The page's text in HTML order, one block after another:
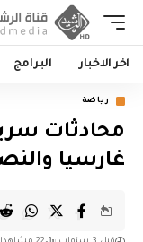
اخر الاخبار البرامج
رياضة
محادثات
غارسيا